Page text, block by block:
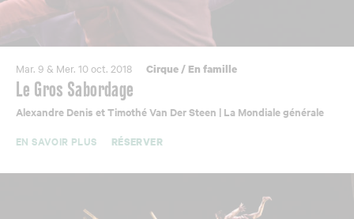
Mar. 9 & Mer. 10 oct. 2018 Cirque/ En famille
Le Gros Sabordage
Alexandre Denis et Timothé Van Der Steen | La Mondiale générale
EN SAVOIR PLUS
RÉSERVER